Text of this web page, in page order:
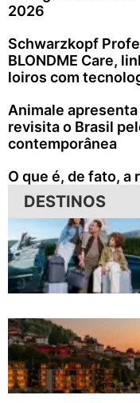
2026
Schwarzkopf
BLONDME Care,
loiros com
Animale
revisita o Brasil
contemporânea
O que é, de fato, a
DESTINOS